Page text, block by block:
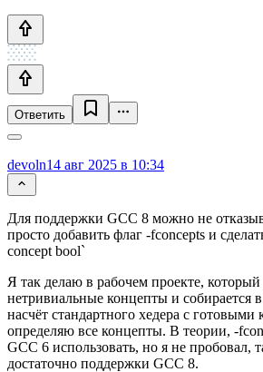
Ответить
devoln14 авг 2025 в 10:34
Для поддержки GCC 8 можно не
просто добавить флаг -fconcepts и
concept bool`
Я так делаю в рабочем проекте, который
нетривиальные концепты и собирается
насчёт стандартного хедера с готовыми
определяю все концепты. В теории, -
GCC 6 использовать, но я не пробовал,
достаточно поддержки GCC 8.